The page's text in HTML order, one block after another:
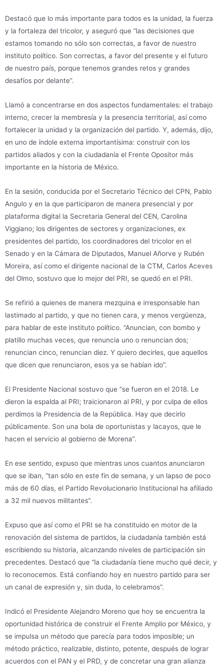
Destacó que lo más importante para todos es la unidad, la fuerza
y la fortaleza del tricolor, y aseguró que “las decisiones que
estamos tomando no sólo son correctas, a favor de nuestro
instituto político. Son correctas, a favor del presente y el futuro
de nuestro país, porque tenemos grandes retos y grandes
desafíos por delante”.
Llamó a concentrarse en dos aspectos fundamentales: el trabajo
interno, crecer la membresía y la presencia territorial, así como
fortalecer la unidad y la organización del partido. Y, además, dijo,
en uno de índole externa importantísima: construir con los
partidos aliados y con la ciudadanía el Frente Opositor más
importante en la historia de México.
En la sesión, conducida por el Secretario Técnico del CPN, Pablo
Angulo y en la que participaron de manera presencial y por
plataforma digital la Secretaria General del CEN, Carolina
Viggiano; los dirigentes de sectores y organizaciones, ex
presidentes del partido, los coordinadores del tricolor en el
Senado y en la Cámara de Diputados, Manuel Añorve y Rubén
Moreira, así como el dirigente nacional de la CTM, Carlos Aceves
del Olmo, sostuvo que lo mejor del PRI, se quedó en el PRI.
Se refirió a quienes de manera mezquina e irresponsable han
lastimado al partido, y que no tienen cara, y menos vergüenza,
para hablar de este instituto político. “Anuncian, con bombo y
platillo muchas veces, que renuncia uno o renuncian dos;
renuncian cinco, renuncian diez. Y quiero decirles, que aquellos
que dicen que renunciaron, esos ya se habían ido”.
El Presidente Nacional sostuvo que “se fueron en el 2018. Le
dieron la espalda al PRI; traicionaron al PRI, y por culpa de ellos
perdimos la Presidencia de la República. Hay que decirlo
públicamente. Son una bola de oportunistas y lacayos, que le
hacen el servicio al gobierno de Morena”.
En ese sentido, expuso que mientras unos cuantos anunciaron
que se iban, “tan sólo en este fin de semana, y un lapso de poco
más de 60 días, el Partido Revolucionario Institucional ha afiliado
a 32 mil nuevos militantes”.
Expuso que así como el PRI se ha constituido en motor de la
renovación del sistema de partidos, la ciudadanía también está
escribiendo su historia, alcanzando niveles de participación sin
precedentes. Destacó que “la ciudadanía tiene mucho qué decir, y
lo reconocemos. Está confiando hoy en nuestro partido para ser
un canal de expresión y, sin duda, lo celebramos”.
Indicó el Presidente Alejandro Moreno que hoy se encuentra la
oportunidad histórica de construir el Frente Amplio por México, y
se impulsa un método que parecía para todos imposible; un
método práctico, realizable, distinto, potente, después de lograr
acuerdos con el PAN y el PRD, y de concretar una gran alianza